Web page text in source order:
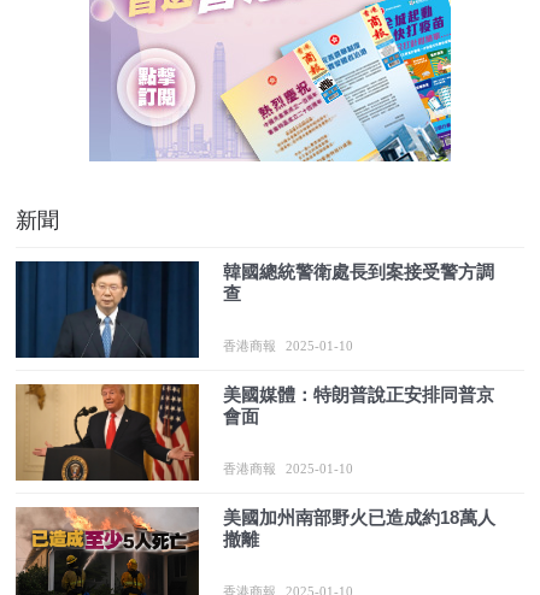
新聞
韓國總統警衛處長到案接受警方調
查
香港商報 2025-01-10
美國媒體：特朗普說正安排同普京
會面
香港商報 2025-01-10
美國加州南部野火已造成約18萬人
撤離
香港商報 2025-01-10